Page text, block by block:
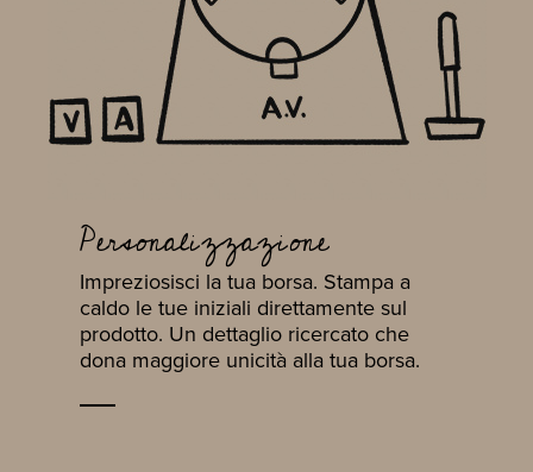
Personalizzazione
Impreziosisci la tua borsa. Stampa a
caldo le tue iniziali direttamente sul
prodotto. Un dettaglio ricercato che
dona maggiore unicità alla tua borsa.